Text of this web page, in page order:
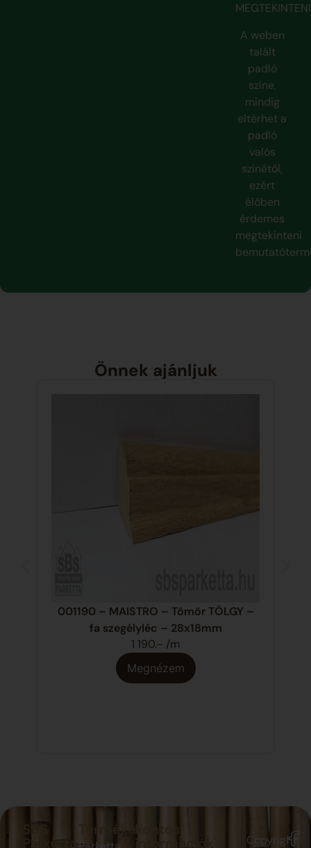
A weben
talált
padló
színe,
mindig
eltérhet a
padló
valós
színétől,
ezért
élőben
érdemes
megtekinteni
Önnek ajánljuk
001190 – MAISTRO – Tömör TÖLGY –
fa szegélyléc – 28x18mm
1 190.- /m
Megnézem
Parketta
TermékekFontos
információk
Copyright